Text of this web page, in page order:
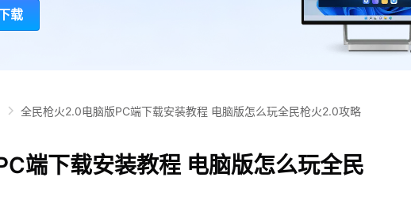
载
全民枪火2.0电脑版PC端下载安装教程 电脑版怎么玩全民枪火2.0攻略
端下载安装教程 电脑版怎么玩全民